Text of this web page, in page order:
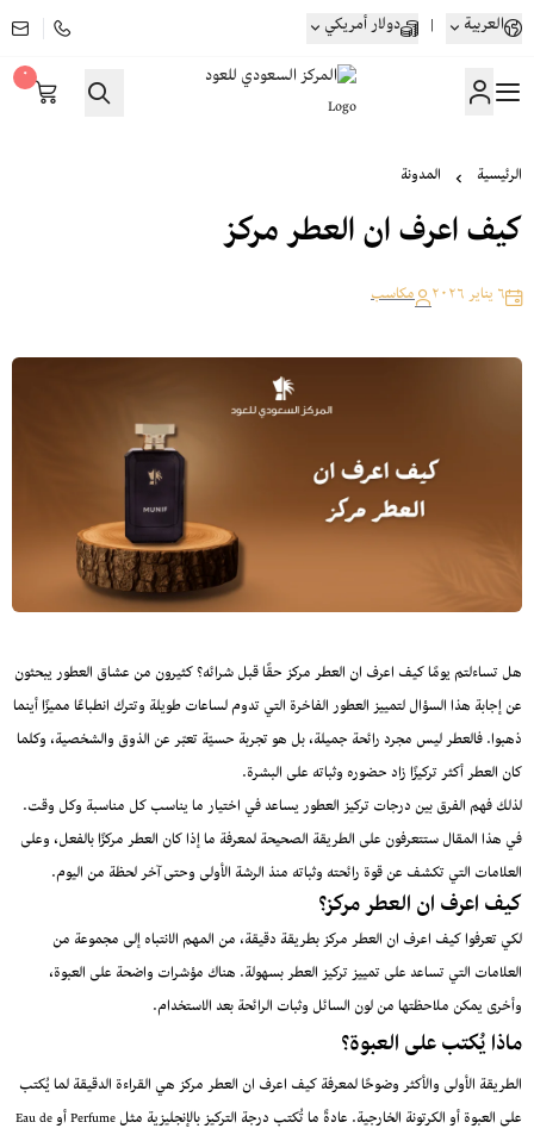
العربية | دولار أمريكي
المركز السعودي للعود
٠
الرئيسية المدونة
كيف اعرف ان العطر مركز
٦ يناير ٢٠٢٦ مكاسب
هل تساءلتم يومًا كيف اعرف ان العطر مركز حقًا قبل شرائه؟ كثيرون من عشاق العطور يبحثون
عن إجابة هذا السؤال لتمييز العطور الفاخرة التي تدوم لساعات طويلة وتترك انطباعًا مميزًا أينما
ذهبوا. فالعطر ليس مجرد رائحة جميلة، بل هو تجربة حسيّة تعبّر عن الذوق والشخصية، وكلما
كان العطر أكثر تركيزًا زاد حضوره وثباته على البشرة.
لذلك فهم الفرق بين درجات تركيز العطور يساعد في اختيار ما يناسب كل مناسبة وكل وقت.
في هذا المقال ستتعرفون على الطريقة الصحيحة لمعرفة ما إذا كان العطر مركزًا بالفعل، وعلى
العلامات التي تكشف عن قوة رائحته وثباته منذ الرشة الأولى وحتى آخر لحظة من اليوم.
كيف اعرف ان العطر مركز؟
لكي تعرفوا كيف اعرف ان العطر مركز بطريقة دقيقة، من المهم الانتباه إلى مجموعة من
العلامات التي تساعد على تمييز تركيز العطر بسهولة. هناك مؤشرات واضحة على العبوة،
وأخرى يمكن ملاحظتها من لون السائل وثبات الرائحة بعد الاستخدام.
ماذا يُكتب على العبوة؟
الطريقة الأولى والأكثر وضوحًا لمعرفة كيف اعرف ان العطر مركز هي القراءة الدقيقة لما يُكتب
على العبوة أو الكرتونة الخارجية. عادةً ما تُكتب درجة التركيز بالإنجليزية مثل Perfume أو Eau de